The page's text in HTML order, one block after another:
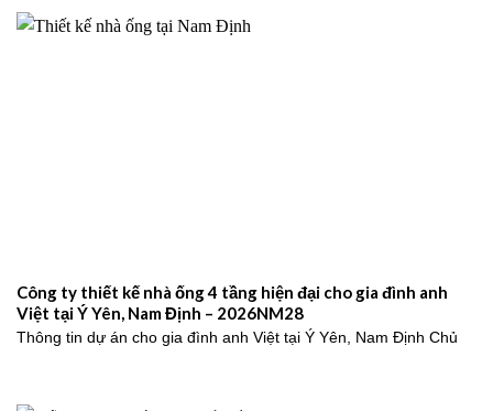
Công ty thiết kế nhà ống 4 tầng hiện đại cho gia đình anh
Việt tại Ý Yên, Nam Định – 2026NM28
Thông tin dự án cho gia đình anh Việt tại Ý Yên, Nam Định Chủ